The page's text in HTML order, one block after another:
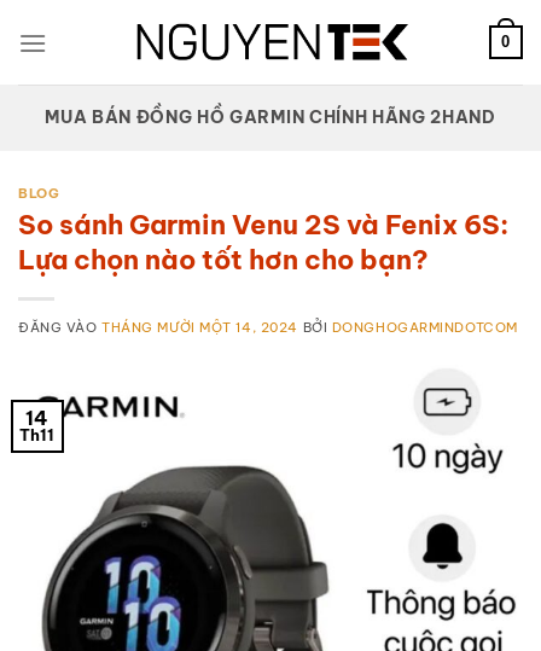
qua
0
MUA BÁN ĐỒNG HỒ GARMIN CHÍNH HÃNG 2HAND
BLOG
So sánh Garmin Venu 2S và Fenix 6S:
Lựa chọn nào tốt hơn cho bạn?
ĐĂNG VÀOTHÁNG MƯỜI MỘT 14, 2024 BỞI DONGHOGARMINDOTCOM
14
Th11